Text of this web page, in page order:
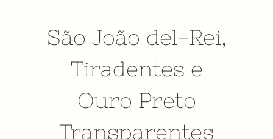
São João del-Rei,
Tiradentes e
Ouro Preto
Transparentes